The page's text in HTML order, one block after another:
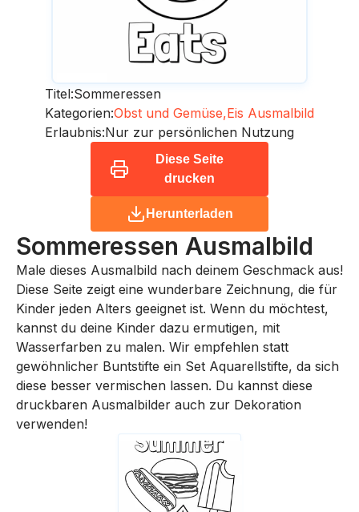
Titel:Sommeressen
Kategorien:Obst und Gemüse,Eis Ausmalbild
Erlaubnis:Nur zur persönlichen Nutzung
Diese Seite
drucken
Herunterladen
Sommeressen Ausmalbild
Male dieses Ausmalbild nach deinem Geschmack aus!
Diese Seite zeigt eine wunderbare Zeichnung, die für
Kinder jeden Alters geeignet ist. Wenn du möchtest,
kannst du deine Kinder dazu ermutigen, mit
Wasserfarben zu malen. Wir empfehlen statt
gewöhnlicher Buntstifte ein Set Aquarellstifte, da sich
diese besser vermischen lassen. Du kannst diese
druckbaren Ausmalbilder auch zur Dekoration
verwenden!